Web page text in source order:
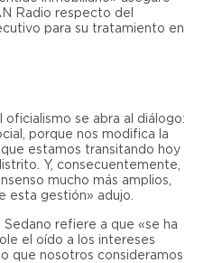
Radio respecto del
para su tratamiento en
se abra al diálogo:
porque nos modifica la
estamos transitando hoy
Y, consecuentemente,
mucho más amplios,
esta gestión» adujo.
Sedano refiere a que «se ha
el oído a los intereses
que nosotros consideramos